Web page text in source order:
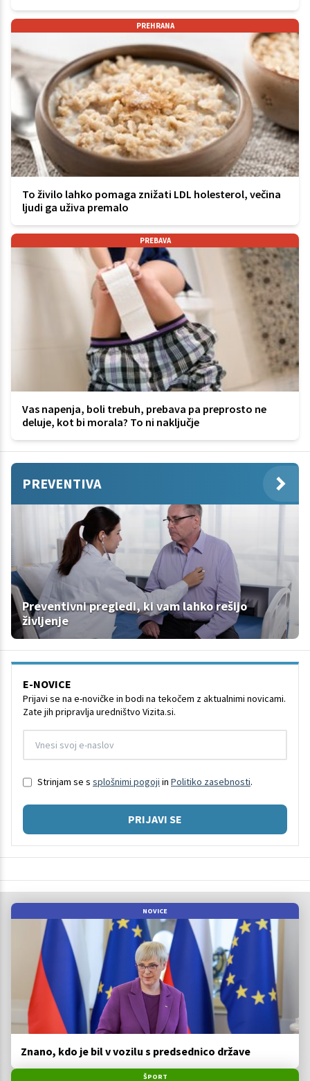
PREHRANA
To živilo lahko pomaga znižati LDL holesterol, večina
ljudi ga uživa premalo
PREBAVA
Vas napenja, boli trebuh, prebava pa preprosto ne
deluje, kot bi morala? To ni naključje
PREVENTIVA
Preventivni pregledi, ki vam lahko rešijo
življenje
E-NOVICE
Prijavi se na e-novičke in bodi na tekočem z aktualnimi novicami.
Zate jih pripravlja uredništvo Vizita.si.
Strinjam se s splošnimi pogoji in Politiko zasebnosti.
PRIJAVI SE
NOVICE
Znano, kdo je bil v vozilu s predsednico države
ŠPORT